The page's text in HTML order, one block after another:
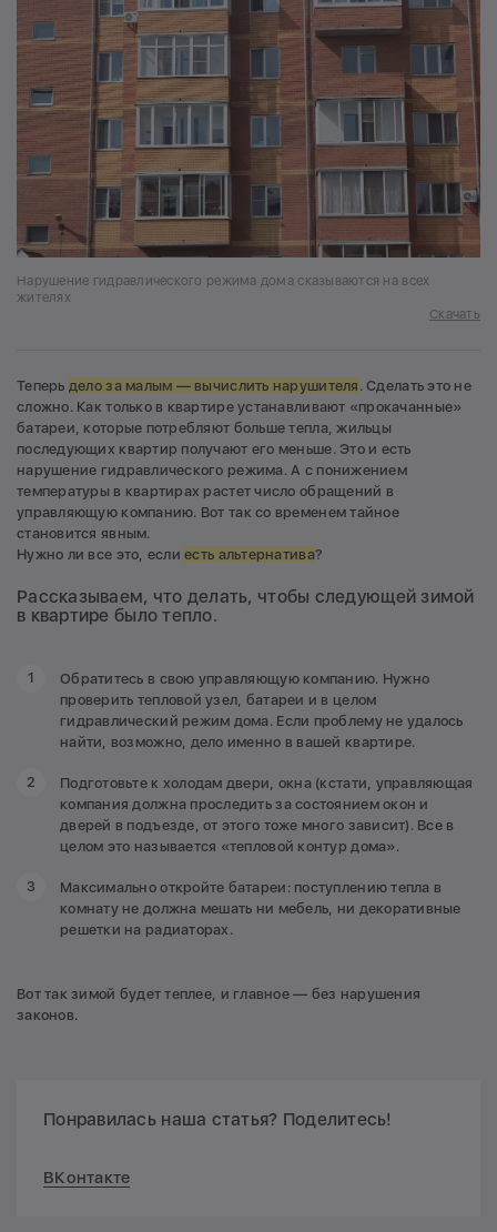
Нарушение гидравлического режима дома сказываются на всех
жителях
Скачать
Теперь дело за малым — вычислить нарушителя . Сделать это не
сложно. Как только в квартире устанавливают «прокачанные»
батареи, которые потребляют больше тепла, жильцы
последующих квартир получают его меньше. Это и есть
нарушение гидравлического режима. А с понижением
температуры в квартирах растет число обращений в
управляющую компанию. Вот так со временем тайное
становится явным.
Нужно ли все это, еслиесть альтернатива?
Рассказываем, что делать, чтобы следующей зимой
в квартире было тепло.
Обратитесь в свою управляющую компанию. Нужно
проверить тепловой узел, батареи и в целом
гидравлический режим дома. Если проблему не удалось
найти, возможно, дело именно в вашей квартире.
Подготовьте к холодам двери, окна (кстати, управляющая
компания должна проследить за состоянием окон и
дверей в подъезде, от этого тоже много зависит). Все в
целом это называется «тепловой контур дома».
Максимально откройте батареи: поступлению тепла в
комнату не должна мешать ни мебель, ни декоративные
решетки на радиаторах.
Вот так зимой будет теплее, и главное — без нарушения
законов.
Понравилась наша статья? Поделитесь!
ВКонтакте